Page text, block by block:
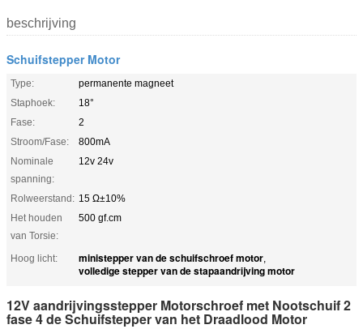
beschrijving
Schuifstepper Motor
Type:
permanente magneet
Staphoek:
18°
Fase:
2
Stroom/Fase:
800mA
Nominale
spanning:
12v 24v
Rolweerstand: 15 Ω±10%
Het houden
van Torsie:
500 gf.cm
Hoog licht: ministepper van de schuifschroef motor,
volledige stepper van de stapaandrijving motor
12V aandrijvingsstepper Motorschroef met Nootschuif 2
fase 4 de Schuifstepper van het Draadlood Motor